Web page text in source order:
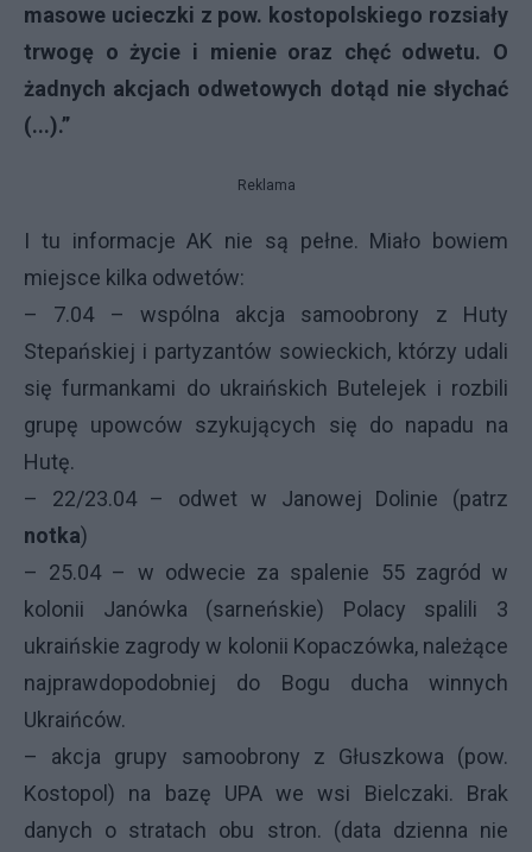
masowe ucieczki z pow. kostopolskiego rozsiały
trwogę o życie i mienie oraz chęć odwetu. O
żadnych akcjach odwetowych dotąd nie słychać
(...).”
Reklama
I tu informacje AK nie są pełne. Miało bowiem
miejsce kilka odwetów:
– 7.04 – wspólna akcja samoobrony z Huty
Stepańskiej i partyzantów sowieckich, którzy udali
się furmankami do ukraińskich Butelejek i rozbili
grupę upowców szykujących się do napadu na
Hutę.
– 22/23.04 – odwet w Janowej Dolinie (patrz
notka)
– 25.04 – w odwecie za spalenie 55 zagród w
kolonii Janówka (sarneńskie) Polacy spalili 3
ukraińskie zagrody w kolonii Kopaczówka, należące
najprawdopodobniej do Bogu ducha winnych
Ukraińców.
– akcja grupy samoobrony z Głuszkowa (pow.
Kostopol) na bazę UPAwe wsi Bielczaki. Brak
danych o stratach obu stron. (data dzienna nie